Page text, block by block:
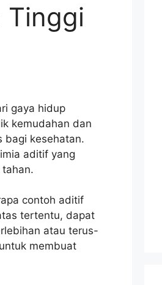
Tinggi
gaya hidup
kemudahan dan
bagi kesehatan.
aditif yang
contoh aditif
tertentu, dapat
atau terus-
membuat